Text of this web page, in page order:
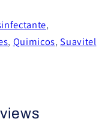
,
, Quimicos, Suavitel